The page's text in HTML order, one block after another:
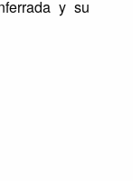
y su